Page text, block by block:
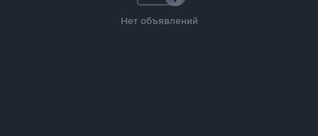
Нет объявлений